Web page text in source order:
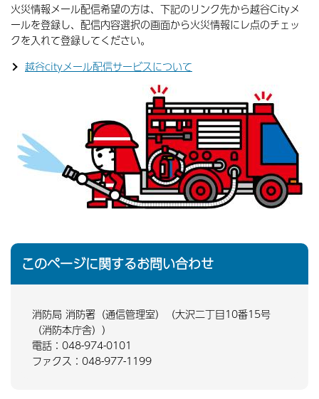
火災情報メール配信希望の方は、下記のリンク先から越谷Cityメ
ールを登録し、配信内容選択の画面から火災情報にレ点のチェッ
クを入れて登録してください。
越谷cityメール配信サービスについて
このページに関するお問い合わせ
消防局 消防署（通信管理室）（大沢二丁目10番15号
（消防本庁舎））
電話：048-974-0101
ファクス：048-977-1199